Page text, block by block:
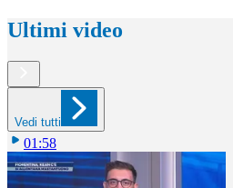
Ultimi video
Vedi tutti
01:58